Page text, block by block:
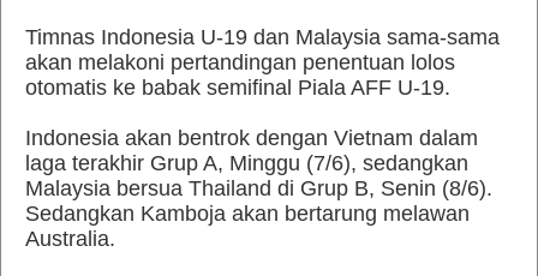
Timnas Indonesia U-19 dan Malaysia sama-sama
akan melakoni pertandingan penentuan lolos
otomatis ke babak semifinal Piala AFF U-19.
Indonesia akan bentrok dengan Vietnam dalam
laga terakhir Grup A, Minggu (7/6), sedangkan
Malaysia bersua Thailand di Grup B, Senin (8/6).
Sedangkan Kamboja akan bertarung melawan
Australia.